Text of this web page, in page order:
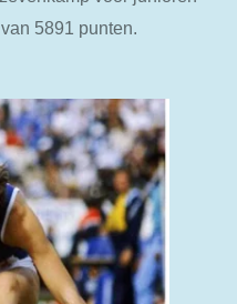
5891 punten.